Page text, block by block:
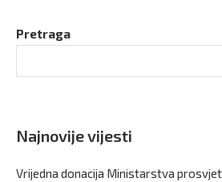
Pretraga
Najnovije vijesti
Vrijedna donacija Ministarstva